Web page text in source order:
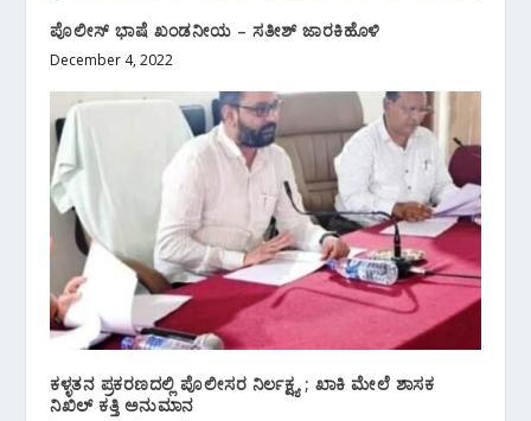
ಪೊಲೀಸ್ ಭಾಷೆ ಖಂಡನೀಯ – ಸತೀಶ್ ಜಾರಕಿಹೊಳಿ
December 4, 2022
ಕಳ್ಳತನ ಪ್ರಕರಣದಲ್ಲಿ ಪೊಲೀಸರ ನಿರ್ಲಕ್ಷ್ಯ ; ಖಾಕಿ ಮೇಲೆ ಶಾಸಕ
ನಿಖಿಲ್ ಕತ್ತಿ ಅನುಮಾನ